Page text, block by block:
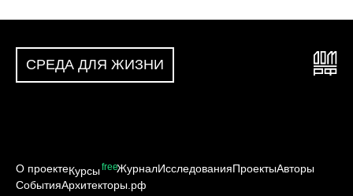
СРЕДА ДЛЯ ЖИЗНИ
О проектеКурсыfreeЖурналИсследованияПроектыАвторы
СобытияАрхитекторы.рф